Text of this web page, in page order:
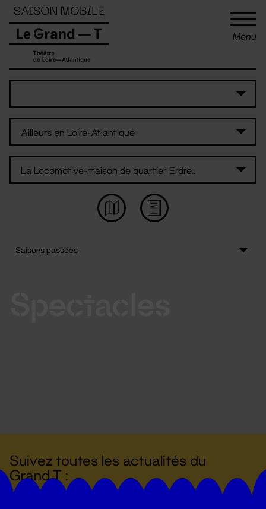
Menu
Suivez toutes les actualités du
Grand T :
Panneau de gestion des cookies